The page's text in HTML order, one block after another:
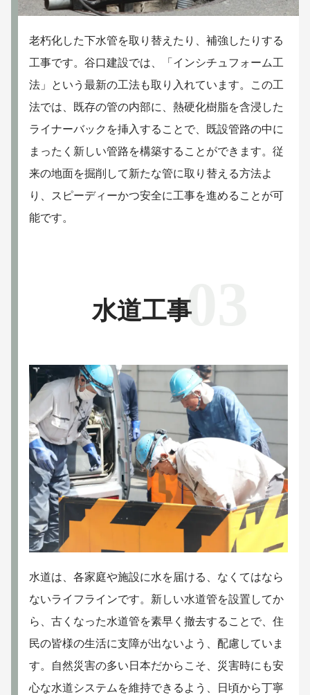
老朽化した下水管を取り替えたり、補強したりする
工事です。谷口建設では、「インシチュフォーム工
法」という最新の工法も取り入れています。この工
法では、既存の管の内部に、熱硬化樹脂を含浸した
ライナーバックを挿入することで、既設管路の中に
まったく新しい管路を構築することができます。従
来の地面を掘削して新たな管に取り替える方法よ
り、スピーディーかつ安全に工事を進めることが可
能です。
水道工事
水道は、各家庭や施設に水を届ける、なくてはなら
ないライフラインです。新しい水道管を設置してか
ら、古くなった水道管を素早く撤去することで、住
民の皆様の生活に支障が出ないよう、配慮していま
す。自然災害の多い日本だからこそ、災害時にも安
心な水道システムを維持できるよう、日頃から丁寧